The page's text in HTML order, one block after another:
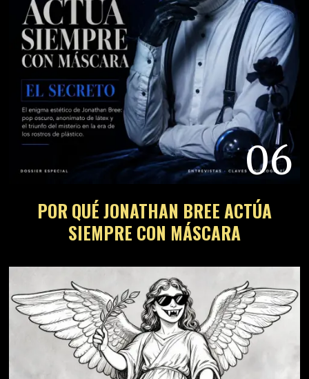
06
POR QUÉ JONATHAN BREE ACTÚA
SIEMPRE CON MÁSCARA